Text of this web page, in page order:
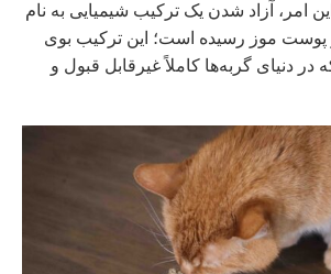
امر، آزاد شدن یک ترکیب شیمیایی به نام
پوست موز رسیده است؛ این ترکیب بوی
در دنیای گربه‌ها کاملاً غیرقابل قبول و